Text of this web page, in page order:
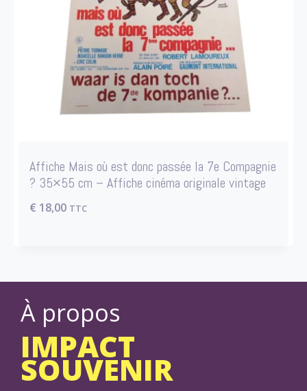
Affiche Mais où est donc passée la 7e Compagnie
? 35×55 cm – Affiche cinéma originale vintage
€ 18,00 TTC
À propos
IMPACT
SOUVENIR